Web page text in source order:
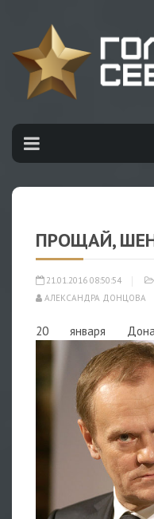
ПРОЩАЙ,
21.01.2016 08:50:54
АЛЕКСАНДРА ДОНЦОВА
20 января